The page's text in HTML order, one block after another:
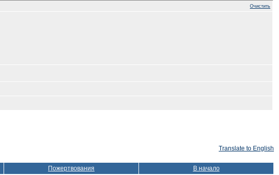
Очистить
Translate to English
Пожертвования В начало